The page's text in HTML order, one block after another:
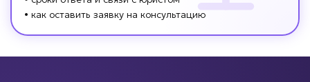
• как оставить заявку на консультацию